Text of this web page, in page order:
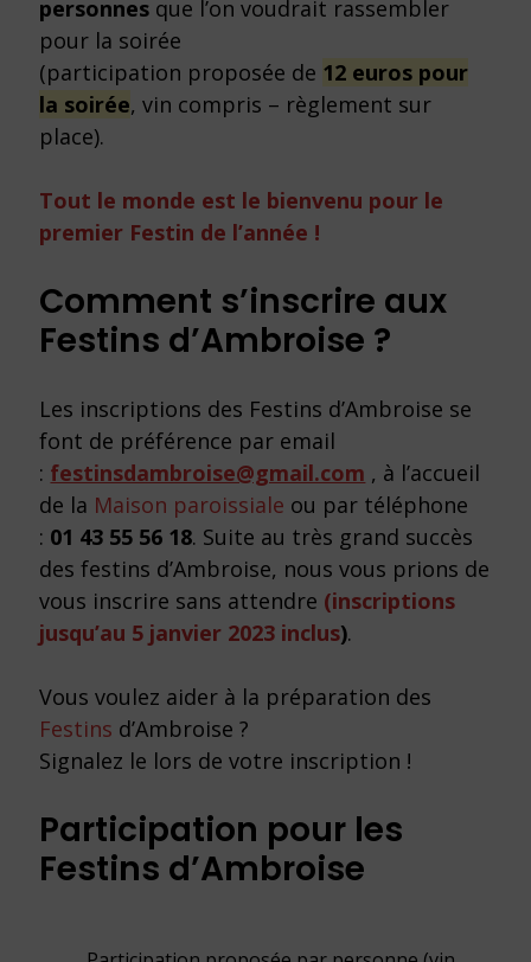
personnes que l’on voudrait rassembler
pour la soirée
(participation proposée de 12 euros pour
la soirée, vin compris – règlement sur
place).
Tout le monde est le bienvenu pour le
premier Festin de l’année !
Comment s’inscrire aux
Festins d’Ambroise ?
Les inscriptions des Festins d’Ambroise se
font de préférence par email
: festinsdambroise@gmail.com , à l’accueil
de la Maison paroissiale ou par téléphone
: 01 43 55 56 18. Suite au très grand succès
des festins d’Ambroise, nous vous prions de
vous inscrire sans attendre (inscriptions
jusqu’au 5 janvier 2023 inclus).
Vous voulez aider à la préparation des
Festins d’Ambroise ?
Signalez le lors de votre inscription !
Participation pour les
Festins d’Ambroise